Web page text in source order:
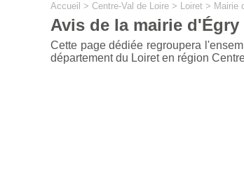
Accueil > Centre-Val de Loire > Loiret > Mairie
Avis de la mairie d'Égry
Cette page dédiée regroupera
département du Loiret en région